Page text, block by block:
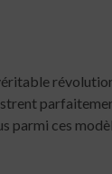
parmi ces